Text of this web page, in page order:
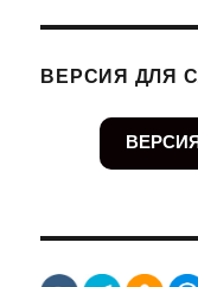
ВЕРСИЯ ДЛЯ